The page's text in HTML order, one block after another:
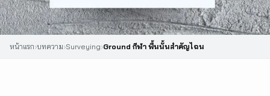
หน้าแรก›บทความ›Surveying›Ground กีฬา พื้นนั้นสำคัญไฉน